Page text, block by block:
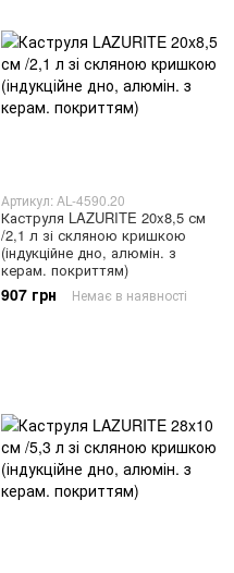
Артикул: AL-4590.20
Каструля LAZURITE 20x8,5 см
/2,1 л зі скляною кришкою
(індукційне дно, алюмін. з
керам. покриттям)
907 грн Немає в наявності